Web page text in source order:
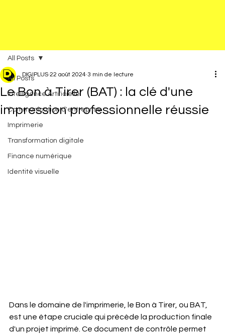
All Posts
Intelligence Artificielle
Communication d'entreprise
Imprimerie
Transformation digitale
Finance numérique
Identité visuelle
All Posts
Le Bon à Tirer (BAT) : la clé d'une
impression professionnelle réussie
DIGIPLUS 22 août 2024 3 min de lecture
Dans le domaine de l'imprimerie, le Bon à Tirer, ou BAT,
est une étape cruciale qui précède la production finale
d'un projet imprimé. Ce document de contrôle permet